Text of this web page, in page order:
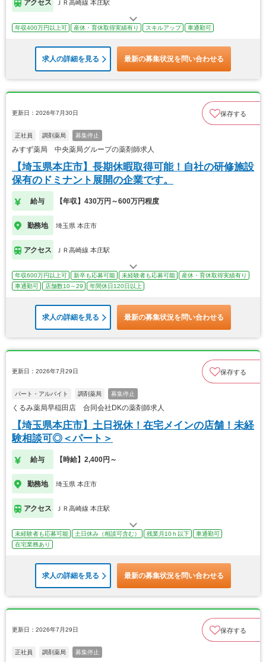
アクセス ＪＲ高崎線 本庄駅
年収400万円以上可 産休・育休取得実績有り スキルアップ 車通勤可
求人の詳細を見る 最新の募集状況を問い合わせる
更新日：2026年7月30日 保存する
正社員 調剤薬局 募集停止
みすず薬局 中央薬局グループの薬剤師求人
【埼玉県本庄市】長期休暇取得可能！自社の研修施設
保有のドミナント展開の企業です。
給与 【年収】430万円～600万円程度
勤務地 埼玉県 本庄市
アクセス ＪＲ高崎線 本庄駅
年収600万円以上可 新卒も応募可能 未経験者も応募可能
産休・育休取得実績有り
車通勤可
店舗数10～29 年間休日120日以上
求人の詳細を見る 最新の募集状況を問い合わせる
更新日：2026年7月29日 保存する
パート・アルバイト 調剤薬局 募集停止
くるみ薬局早稲田店 合同会社DKの薬剤師求人
【埼玉県本庄市】土日祝休！在宅メインの店舗！未経
験相談可◎＜パート＞
給与 【時給】2,400円～
勤務地 埼玉県 本庄市
アクセス ＪＲ高崎線 本庄駅
未経験者も応募可能 土日休み（相談可含む） 残業月10ｈ以下
車通勤可
在宅業務あり
求人の詳細を見る 最新の募集状況を問い合わせる
更新日：2026年7月29日 保存する
正社員 調剤薬局 募集停止